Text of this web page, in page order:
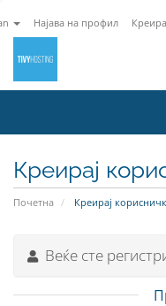
Најава на профил
Креирај
Почетна Креирај
Веќе сте